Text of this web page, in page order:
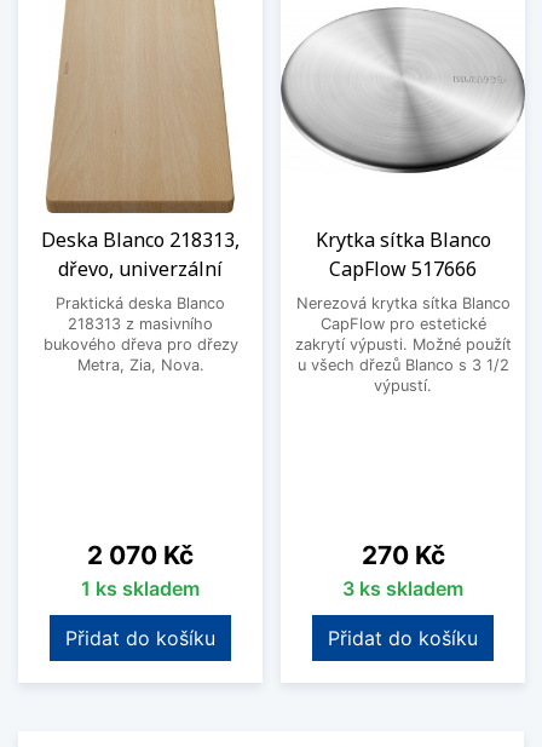
Deska Blanco 218313,
dřevo, univerzální
Praktická deska Blanco
218313 z masivního
bukového dřeva pro dřezy
Metra, Zia, Nova.
Cena
2 070 Kč
1 ks skladem
Přidat do košíku
Krytka sítka Blanco
CapFlow 517666
Nerezová krytka sítka Blanco
CapFlow pro estetické
zakrytí výpusti. Možné použít
u všech dřezů Blanco s 3 1/2
výpustí.
Cena
270 Kč
3 ks skladem
Přidat do košíku